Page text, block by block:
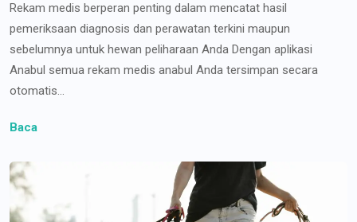
Rekam medis berperan penting dalam mencatat hasil
pemeriksaan diagnosis dan perawatan terkini maupun
sebelumnya untuk hewan peliharaan Anda Dengan aplikasi
Anabul semua rekam medis anabul Anda tersimpan secara
otomatis...
Baca